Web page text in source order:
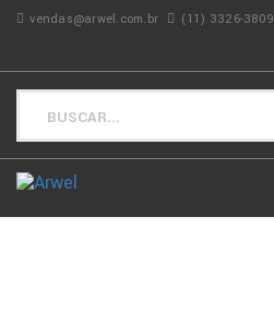
vendas@arwel.com.br (11) 3326-3809